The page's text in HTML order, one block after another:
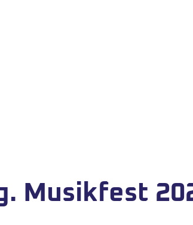
Musikfest